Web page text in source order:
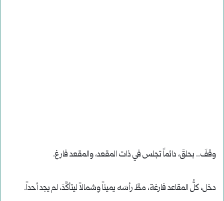
وقفَ.. بحلقَ، دائماً تجلس في ذات المقعد، والمقعد فارغ.
دخل، كلُّ المقاعد فارغة، مطَّ رأسَه يميناً وشمالاً ليتأكَّدَ، لم يجد أحداً.